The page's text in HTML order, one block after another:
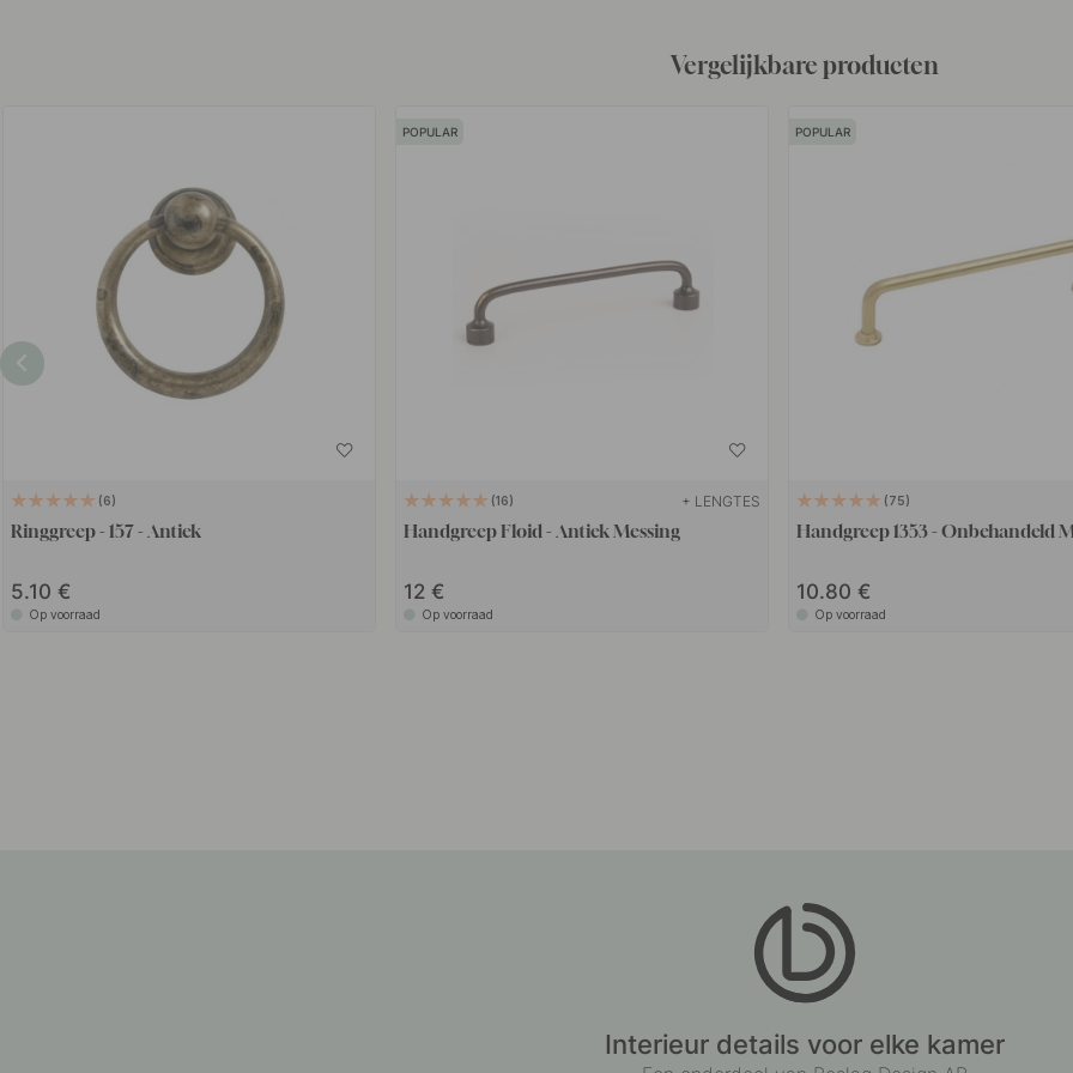
Vergelijkbare producten
6
Ringgreep - 157 - Antiek
5.10
Op voorraad
POPULAR
16 + LENGTES
Handgreep Floid - Antiek Messing
12
Op voorraad
POPULAR
75
Handgreep 1353 - Onbehandeld
10.80
Op voorraad
Interieur details voor elke kamer